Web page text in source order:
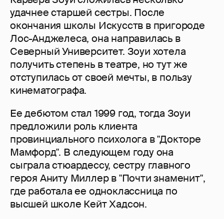
удачнее старшей сестры. После
окончания школы Искусств в пригороде
Лос-Анджелеса, она направилась в
Северный Университет. Зоуи хотела
получить степень в театре, но тут же
отступилась от своей мечты, в пользу
кинематографа.
Ее дебютом стал 1999 год, тогда Зоуи
предложили роль клиента
провинциального психолога в "Докторе
Мамфорд". В следующем году она
сыграла стюардессу, сестру главного
героя Аниту Миллер в "Почти знаменит",
где работала ее одноклассница по
высшей школе Кейт Хадсон.